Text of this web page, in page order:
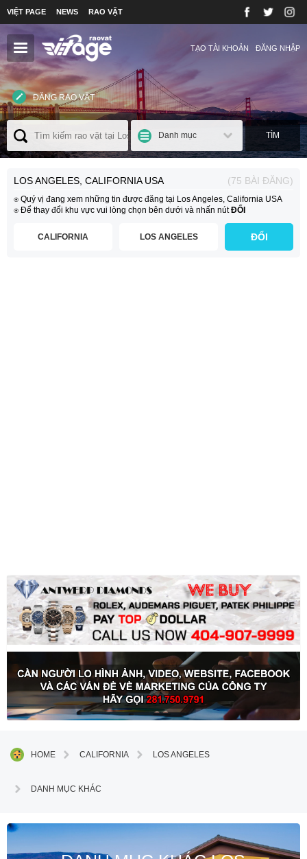
VIỆT PAGE NEWS RAO VẶT
ĐĂNG NHẬP
TẠO TÀI KHOẢN
ĐĂNG RAO VẶT
Danh mục TÌM
LOS ANGELES, CALIFORNIA USA (75 BÀI ĐĂNG)
⍟ Quý vị đang xem những tin được đăng tại Los Angeles, California USA
⍟ Để thay đổi khu vực vui lòng chọn bên dưới và nhấn nútĐỔI
CALIFORNIA LOS ANGELES ĐỔI
HOME CALIFORNIA LOS ANGELES
DANH MỤC KHÁC